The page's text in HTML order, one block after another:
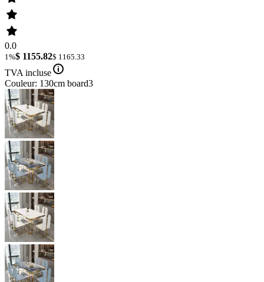
0.0
1%$ 1155.82$ 1165.33
TVA incluse
Couleur: 130cm board3